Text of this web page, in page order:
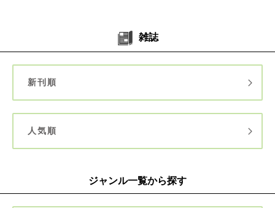
雑誌
新刊順
人気順
ジャンル一覧から探す